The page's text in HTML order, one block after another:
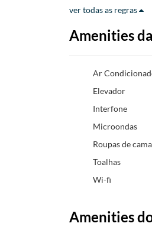
ver todas as regras
Amenities
Ar
Elevador
Interfone
Microondas
Roupas de cama
Toalhas
Wi-fi
Amenities